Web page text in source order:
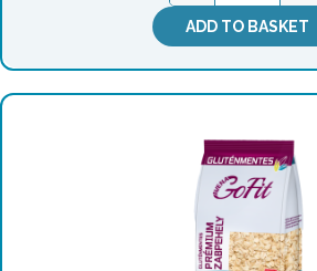
ADD TO BASKET